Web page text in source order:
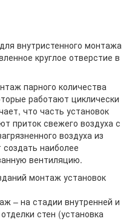
внутристенного монтажа
круглое отверстие в
парного количества
работают циклически
что часть установок
приток свежего воздуха с
воздуха из
наиболее
вентиляцию.
монтаж установок
– на стадии внутренней и
стен (установка